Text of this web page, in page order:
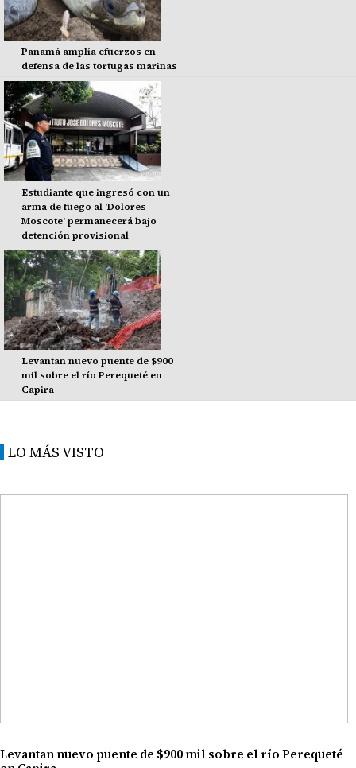
Panamá amplía efuerzos en
defensa de las tortugas marinas
Estudiante que ingresó con un
arma de fuego al 'Dolores
Moscote' permanecerá bajo
detención provisional
Levantan nuevo puente de $900
mil sobre el río Perequeté en
Capira
LO MÁS VISTO
Levantan nuevo puente de $900 mil sobre el río Perequeté